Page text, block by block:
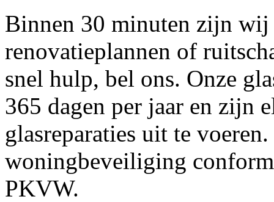
Binnen 30 minuten zijn wij
renovatieplannen of
snel hulp, bel ons. Onze
365 dagen per jaar en zijn
glasreparaties uit te
woningbeveiliging
PKVW.